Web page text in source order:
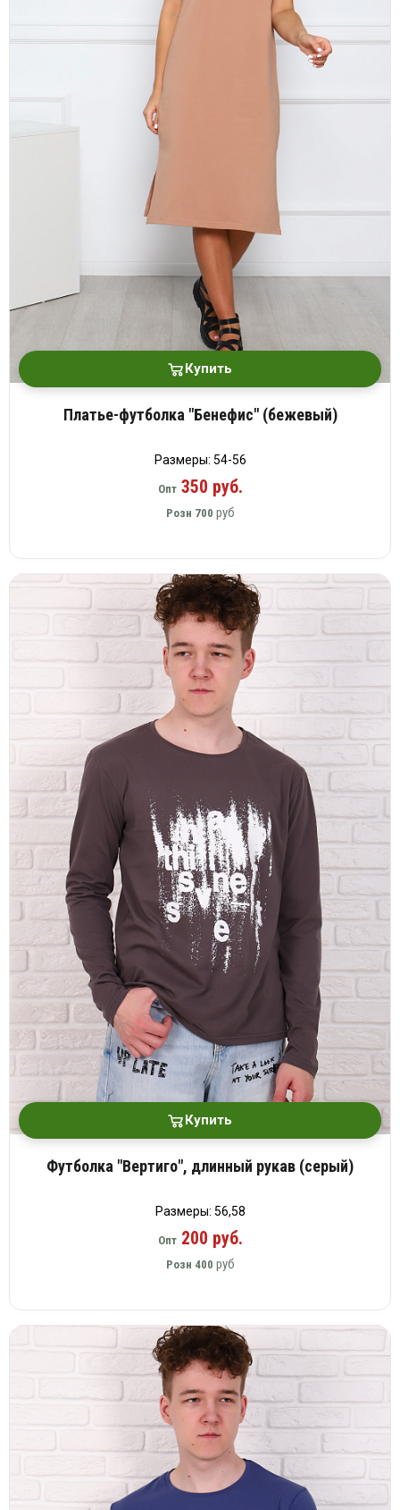
Купить
Платье-футболка "Бенефис" (бежевый)
Размеры: 54-56
Опт350 руб.
Розн 700 руб
Купить
Футболка "Вертиго", длинный рукав (серый)
Размеры: 56,58
Опт200 руб.
Розн 400 руб